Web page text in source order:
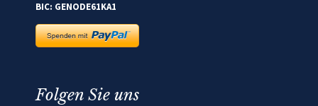
BIC: GENODE61KA1
Folgen Sie uns